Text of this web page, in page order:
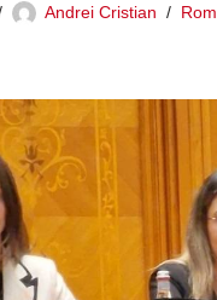
Andrei Cristian